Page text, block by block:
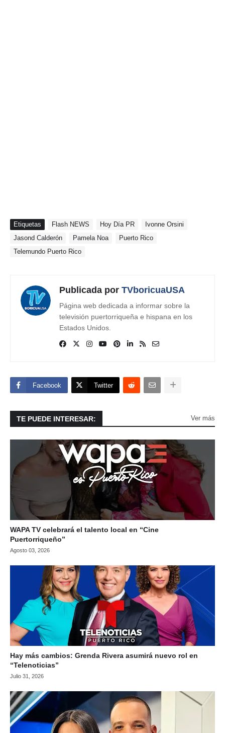
Etiquetas Flash NEWS Hoy Día PR
Ivonne Orsini
Jasond Calderón
Pamela Noa
Puerto Rico
Telemundo Puerto Rico
Publicada por TVboricuaUSA
Página web dedicada a informar sobre la
televisión puertorriqueña e hispana en los
Estados Unidos.
Facebook Twitter
TE PUEDE INTERESAR: Ver más
WAPA TV celebrará el talento local en “Cine
Puertorriqueño”
Agosto 03, 2026
Hay más cambios: Grenda Rivera asumirá nuevo rol en
“Telenoticias”
Julio 31, 2026